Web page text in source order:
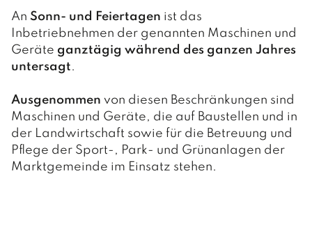
An Sonn- und Feiertagen ist das
Inbetriebnehmen der genannten Maschinen und
Geräte ganztägig während des ganzen Jahres
untersagt.
Ausgenommen von diesen Beschränkungen sind
Maschinen und Geräte, die auf Baustellen und in
der Landwirtschaft sowie für die Betreuung und
Pflege der Sport-, Park- und Grünanlagen der
Marktgemeinde im Einsatz stehen.